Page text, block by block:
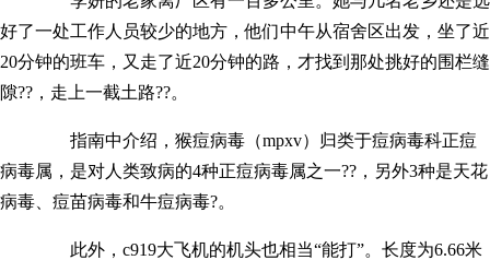
好了一处工作人员较少的地方，他们中午从宿舍区出发，坐了近
20分钟的班车，又走了近20分钟的路，才找到那处挑好的围栏缝
隙??，走上一截土路??。
指南中介绍，猴痘病毒（mpxv）归类于痘病毒科正痘
病毒属，是对人类致病的4种正痘病毒属之一??，另外3种是天花
病毒、痘苗病毒和牛痘病毒?。
此外，c919大飞机的机头也相当“能打”。长度为6.66米